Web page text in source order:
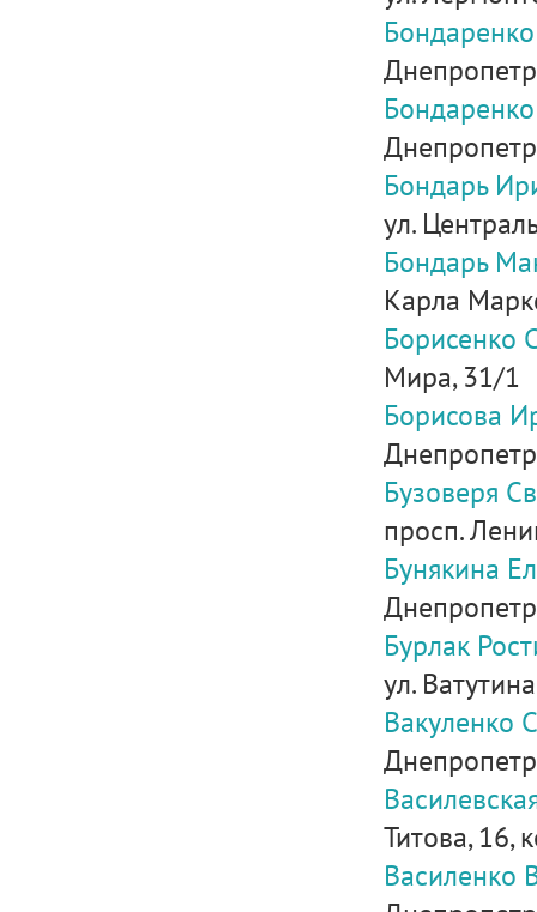
Бондарь
ул.
Бондарь
Карла
Борисенко
Мира, 31/1
Борисова
Бузоверя
просп.
Бунякина
Бурлак
ул.
Вакуленко
Титова, 16,
Василенко